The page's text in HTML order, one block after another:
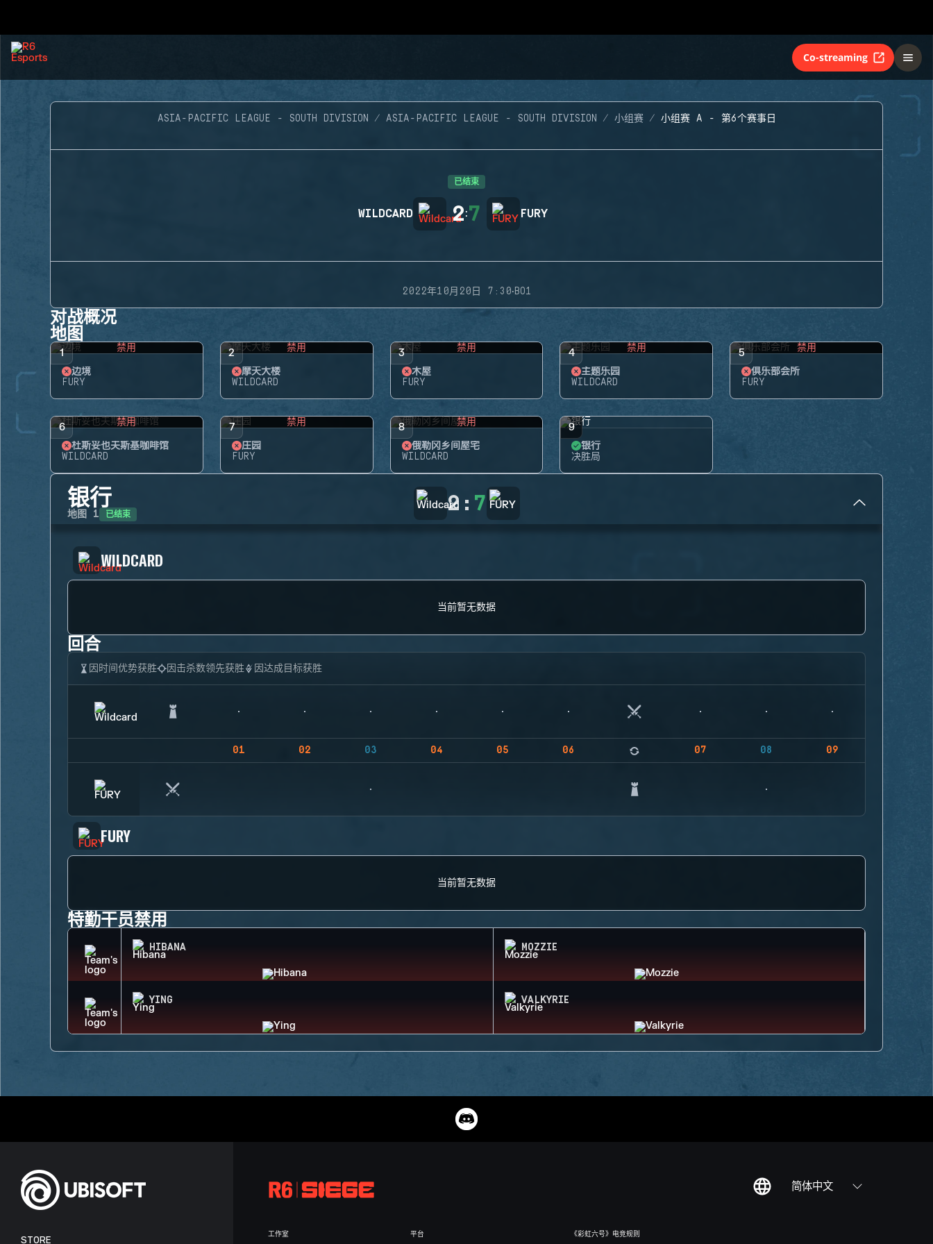
Co-streaming
ASIA-PACIFIC LEAGUE - SOUTH DIVISION ASIA-PACIFIC LEAGUE - SOUTH DIVISION 小组赛 小组赛 A - 第6个赛事日
已结束
WILDCARD 2:7 FURY
2022年10月20日 7:30·BO1
对战概况
地图
1 禁用
边境
FURY
2 禁用
摩天大楼
WILDCARD
3 禁用
木屋
FURY
4 禁用
主题乐园
WILDCARD
5 禁用
俱乐部会所
FURY
6 禁用
杜斯妥也夫斯基咖啡馆
WILDCARD
7 禁用
庄园
FURY
8 禁用
俄勒冈乡间屋宅
WILDCARD
9
银行
决胜局
银行
地图 1 已结束 2 : 7
WILDCARD
当前暂无数据
回合
因时间优势获胜 因击杀数领先获胜 因达成目标获胜
01 02 03 04 05 06 07 08 09
FURY
当前暂无数据
特勤干员禁用
HIBANA MOZZIE
YING VALKYRIE
简体中文
STORE
工作室 平台 《彩虹六号》电竞规则